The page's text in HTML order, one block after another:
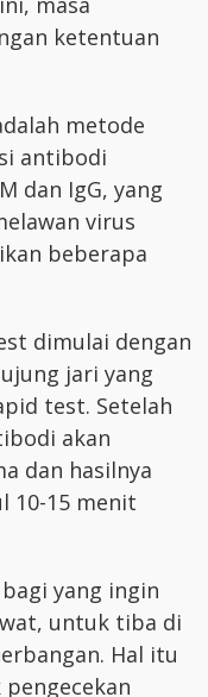
ketentuan
metode
antibodi
dan IgG, yang
virus
beberapa
dimulai dengan
jari yang
test. Setelah
akan
dan hasilnya
10-15 menit
yang ingin
untuk tiba di
Hal itu